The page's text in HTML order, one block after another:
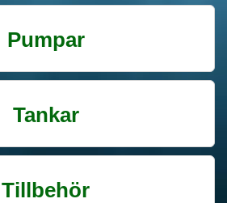
Pumpar
Tankar
Tillbehör